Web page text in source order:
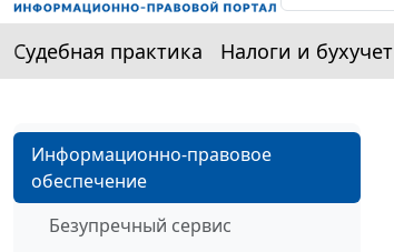
Судебная практика Налоги и бухучет
Информационно-правовое
обеспечение
Безупречный сервис